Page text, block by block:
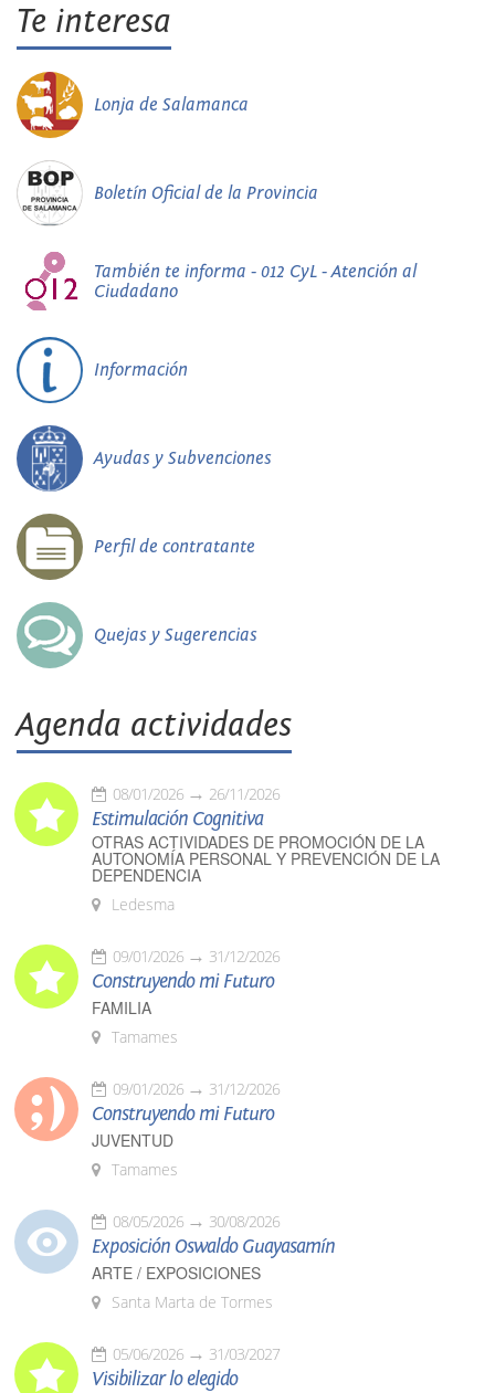
Te interesa
Lonja de Salamanca
Boletín Oficial de la Provincia
También te informa - 012 CyL - Atención al
Ciudadano
Información
Ayudas y Subvenciones
Perfil de contratante
Quejas y Sugerencias
Agenda actividades
08/01/2026 26/11/2026
Estimulación Cognitiva
OTRAS ACTIVIDADES DE PROMOCIÓN DE LA
AUTONOMÍA PERSONAL Y PREVENCIÓN DE LA
DEPENDENCIA
Ledesma
09/01/2026 31/12/2026
Construyendo mi Futuro
FAMILIA
Tamames
09/01/2026 31/12/2026
Construyendo mi Futuro
JUVENTUD
Tamames
08/05/2026 30/08/2026
Exposición Oswaldo Guayasamín
ARTE / EXPOSICIONES
Santa Marta de Tormes
05/06/2026 31/03/2027
Visibilizar lo elegido